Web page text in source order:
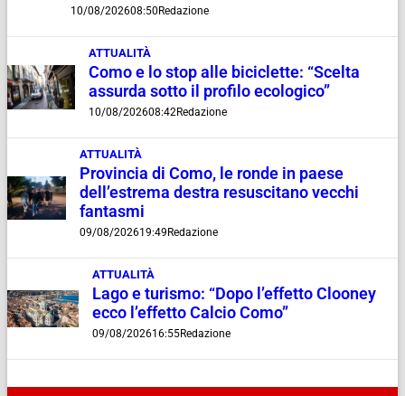
10/08/202608:50 Redazione
ATTUALITÀ
Como e lo stop alle biciclette: “Scelta
assurda sotto il profilo ecologico”
10/08/202608:42Redazione
ATTUALITÀ
Provincia di Como, le ronde in paese
dell’estrema destra resuscitano vecchi
fantasmi
09/08/202619:49 Redazione
ATTUALITÀ
Lago e turismo: “Dopo l’effetto Clooney
ecco l’effetto Calcio Como”
09/08/202616:55Redazione